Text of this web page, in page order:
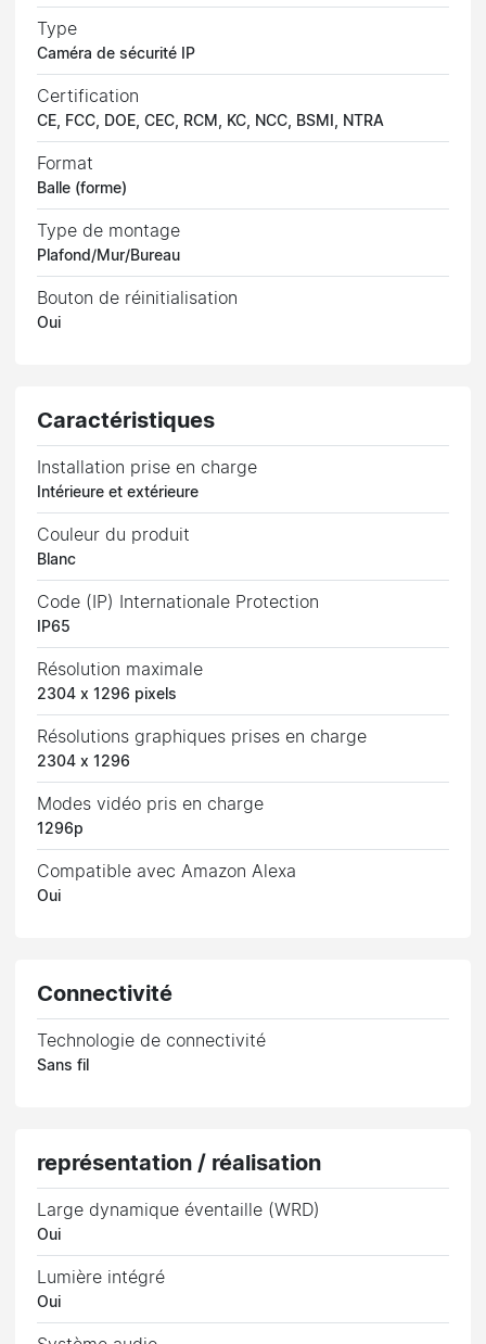
Type
Caméra de sécurité IP
Certification
CE, FCC, DOE, CEC, RCM, KC, NCC, BSMI, NTRA
Format
Balle (forme)
Type de montage
Plafond/Mur/Bureau
Bouton de réinitialisation
Oui
Caractéristiques
Installation prise en charge
Intérieure et extérieure
Couleur du produit
Blanc
Code (IP) Internationale Protection
IP65
Résolution maximale
2304 x 1296 pixels
Résolutions graphiques prises en charge
2304 x 1296
Modes vidéo pris en charge
1296p
Compatible avec Amazon Alexa
Oui
Connectivité
Technologie de connectivité
Sans fil
représentation / réalisation
Large dynamique éventaille (WRD)
Oui
Lumière intégré
Oui